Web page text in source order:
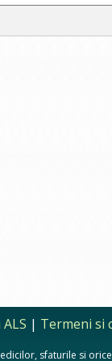
| Termeni si
sfaturile si